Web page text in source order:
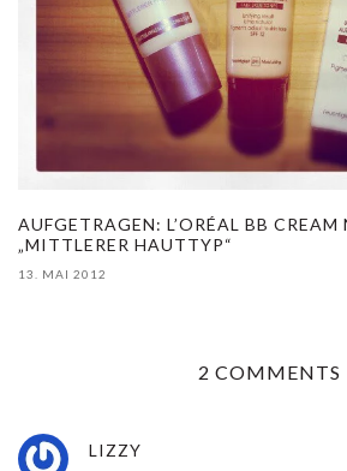
AUFGETRAGEN: L’ORÉAL BB
„MITTLERER HAUTTYP“
13. MAI 2012
2 COMMENTS
LIZZY